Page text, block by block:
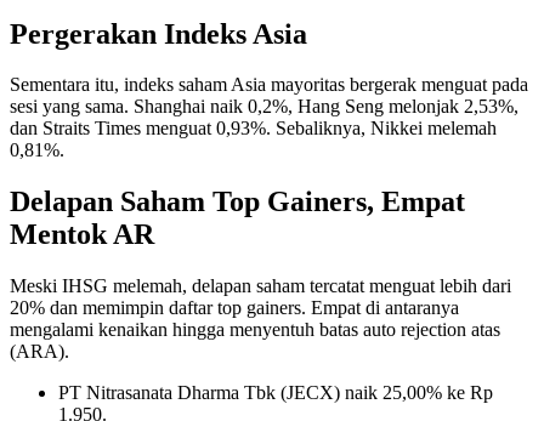
Pergerakan Indeks Asia
Sementara itu, indeks saham Asia mayoritas bergerak menguat pada
sesi yang sama. Shanghai naik 0,2%, Hang Seng melonjak 2,53%,
dan Straits Times menguat 0,93%. Sebaliknya, Nikkei melemah
0,81%.
Delapan Saham Top Gainers, Empat
Mentok AR
Meski IHSG melemah, delapan saham tercatat menguat lebih dari
20% dan memimpin daftar top gainers. Empat di antaranya
mengalami kenaikan hingga menyentuh batas auto rejection atas
(ARA).
PT Nitrasanata Dharma Tbk (JECX) naik 25,00% ke Rp
1.950.